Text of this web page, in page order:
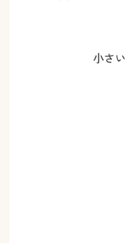
小さい